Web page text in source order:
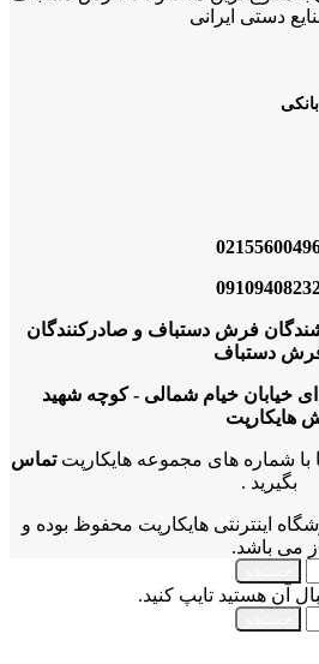
دستی ایرانی
فرش دستباف و صادرکنندگان
دستباف
خیابان خیام شمالی - کوچه شهید
شماره های مجموعه هایکارپتتماس
بگیرید .
اینترنتی هایکارپت محفوظ بوده و
می باشد.
آن هستید تایپ کنید.